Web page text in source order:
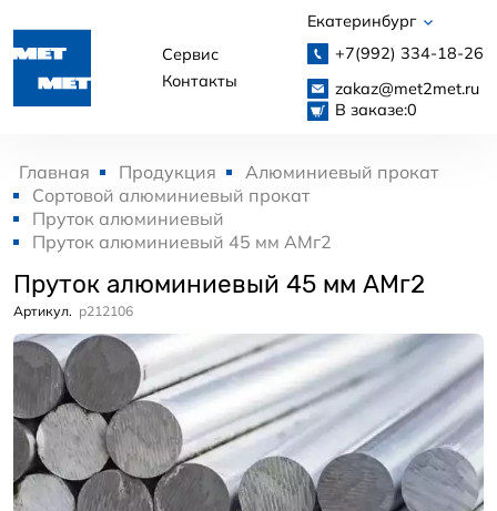
Сервис
Контакты
Екатеринбург
+7(992) 334-18-26
zakaz@met2met.ru
В заказе:0
Главная Продукция
Алюминиевый прокат
Сортовой алюминиевый прокат
Пруток алюминиевый
Пруток алюминиевый 45 мм АМг2
Пруток алюминиевый 45 мм АМг2
Артикул. p212106